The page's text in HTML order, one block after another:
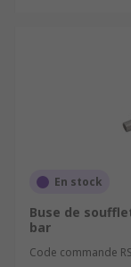
En stock
Buse de
bar
Code commande RS